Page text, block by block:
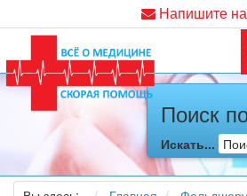
Напишите
Поиск
Искать...
Как я заболел во время локдауна?
Это странная ситуация: вы
предосторожности COVID-19 (вы
но, тем не менее, вы каким-то
можете задаться...